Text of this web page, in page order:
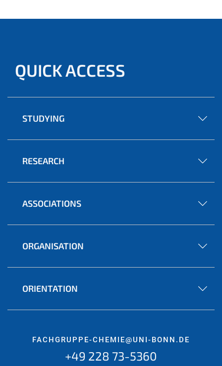
QUICK ACCESS
STUDYING
RESEARCH
ASSOCIATIONS
ORGANISATION
ORIENTATION
FACHGRUPPE-CHEMIE@UNI-BONN.DE
+49 228 73-5360